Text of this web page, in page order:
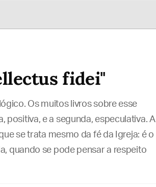
fidei"
Os muitos livros sobre esse
positiva, e a segunda, especulativa. A
se trata mesmo da fé da Igreja: é o
quando se pode pensar a respeito